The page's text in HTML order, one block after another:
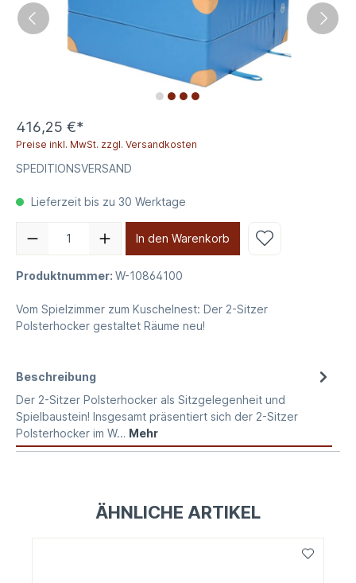
416,25 €*
Preise inkl. MwSt. zzgl. Versandkosten
SPEDITIONSVERSAND
Lieferzeit bis zu 30 Werktage
In den Warenkorb
Produktnummer: W-10864100
Vom Spielzimmer zum Kuschelnest: Der 2-Sitzer
Polsterhocker gestaltet Räume neu!
Beschreibung
Der 2-Sitzer Polsterhocker als Sitzgelegenheit und
Spielbaustein! Insgesamt präsentiert sich der 2-Sitzer
Polsterhocker im W… Mehr
ÄHNLICHE ARTIKEL